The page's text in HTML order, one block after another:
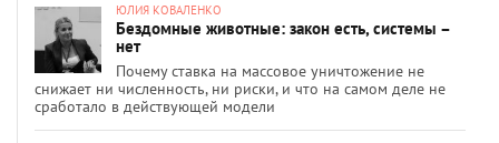
ЮЛИЯ КОВАЛЕНКО
Бездомные животные: закон есть, системы –
нет
Почему ставка на массовое уничтожение не
снижает ни численность, ни риски, и что на самом деле не
сработало в действующей модели